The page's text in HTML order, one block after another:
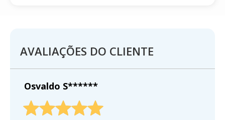
AVALIAÇÕES DO CLIENTE
Osvaldo S******